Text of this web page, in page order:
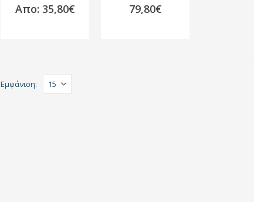
Απο: 35,80€ 79,80€
Εμφάνιση: